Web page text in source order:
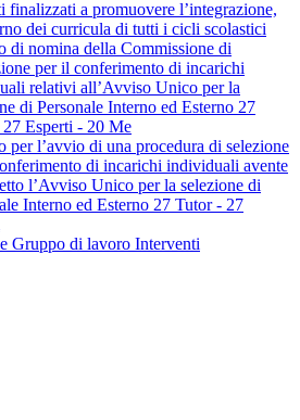
finalizzati a promuovere l’integrazione,
dei curricula di tutti i cicli scolastici
di nomina della Commissione di
per il conferimento di incarichi
relativi all’Avviso Unico per la
di Personale Interno ed Esterno 27
Esperti - 20 Me
per l’avvio di una procedura di selezione
di incarichi individuali avente
l’Avviso Unico per la selezione di
Interno ed Esterno 27 Tutor - 27
Gruppo di lavoro Interventi